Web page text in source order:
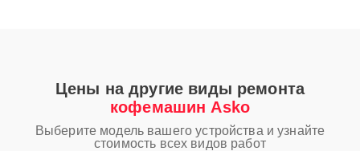
Цены на другие виды ремонта
кофемашин Asko
Выберите модель вашего устройства и узнайте
стоимость всех видов работ